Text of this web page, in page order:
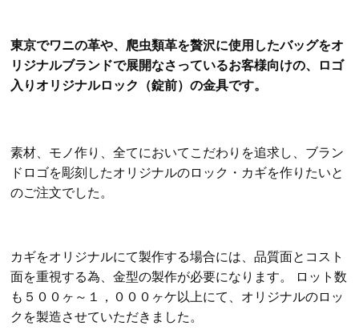
東京でワニの革や、爬虫類革を贅沢に使用したバッグをオ
リジナルブランドで展開なさっているお客様向けの、ロゴ
入りオリジナルロック（錠前）の金具です。
素材、モノ作り、全てにおいてこだわりを追求し、ブラン
ドロゴを彫刻したオリジナルのロック・カギを作りたいと
のご注文でした。
カギをオリジナルにて製作する場合には、品質面とコスト
面を重視する為、金型の製作が必要になります。 ロット数
も５００ヶ～１，０００ヶケ以上にて、オリジナルのロッ
クを製造させていただきました。